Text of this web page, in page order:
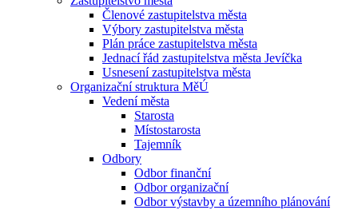
Členové zastupitelstva města
Výbory zastupitelstva města
Plán práce zastupitelstva města
Jednací řád zastupitelstva města Jevíčka
Usnesení zastupitelstva města
Organizační struktura MěÚ
Vedení města
Starosta
Místostarosta
Tajemník
Odbory
Odbor finanční
Odbor organizační
Odbor výstavby a územního plánování